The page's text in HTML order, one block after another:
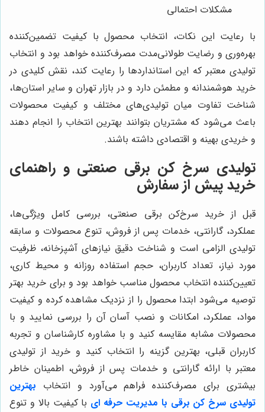
مشکلات احتمالی
با رعایت این نکات، انتخاب محصول با کیفیت تضمین‌کننده
بهره‌وری و رضایت طولانی‌مدت مصرف‌کننده خواهد بود و انتخاب
تولیدی معتبر که این استانداردها را رعایت کند، نقش کلیدی در
خرید هوشمندانه و مطمئن دارد و در بازار تهران و سایر استان‌ها،
شناخت تفاوت میان تولیدی‌های مختلف و کیفیت محصولات
باعث می‌شود که مشتریان بتوانند بهترین انتخاب را انجام دهند
و خریدی بهینه و اقتصادی داشته باشند.
تولیدی سرخ کن برقی صنعتی و راهنمای
خرید پیش از سفارش
قبل از خرید سرخ‌کن برقی صنعتی، بررسی کامل ویژگی‌ها،
عملکرد، گارانتی، خدمات پس از فروش، تنوع محصولات و سابقه
تولیدی الزامی است و شناخت دقیق نیازهای آشپزخانه، ظرفیت
مورد نیاز، تعداد کاربران، حجم استفاده روزانه و محیط کاری،
تعیین‌کننده انتخاب محصول مناسب خواهد بود و برای خرید بهتر
توصیه می‌شود ابتدا محصول را از نزدیک مشاهده کرده و کیفیت
مواد، عملکرد، امکانات و نصب آسان آن را بررسی نمایید و با
محصولات مشابه مقایسه کنید و با مشاوره کارشناسان و تجربه
کاربران قبلی، بهترین گزینه را انتخاب کنید و خرید از تولیدی
معتبر با ارائه گارانتی و خدمات پس از فروش، اطمینان خاطر
بیشتری برای مصرف‌کننده فراهم می‌آورد و انتخاب بهترین
تولیدی سرخ کن برقی با مدیریت حرفه ای با کیفیت بالا و تنوع